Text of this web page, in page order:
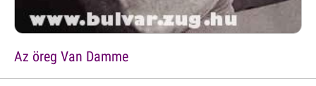
Az öreg Van Damme